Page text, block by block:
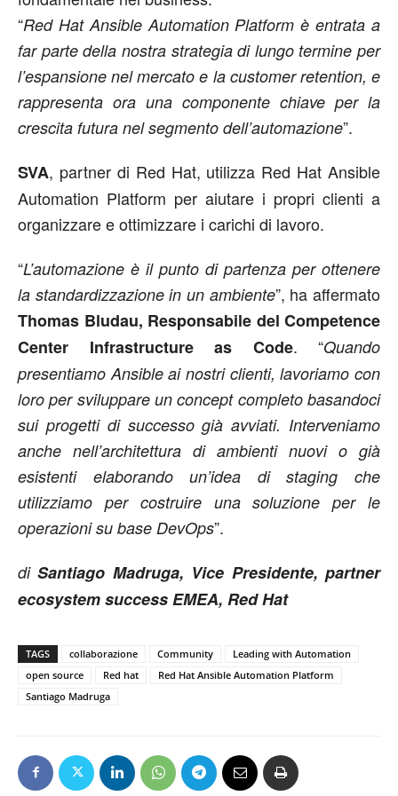
“Red Hat Ansible Automation Platform è entrata a
far parte della nostra strategia di lungo termine per
l’espansione nel mercato e la customer retention, e
rappresenta ora una componente chiave per la
crescita futura nel segmento dell’automazione”.
SVA, partner di Red Hat, utilizza Red Hat Ansible
Automation Platform per aiutare i propri clienti a
organizzare e ottimizzare i carichi di lavoro.
“L’automazione è il punto di partenza per ottenere
la standardizzazione in un ambiente”, ha affermato
Thomas Bludau, Responsabile del Competence
Center Infrastructure as Code. “Quando
presentiamo Ansible ai nostri clienti, lavoriamo con
loro per sviluppare un concept completo basandoci
sui progetti di successo già avviati. Interveniamo
anche nell’architettura di ambienti nuovi o già
esistenti elaborando un’idea di staging che
utilizziamo per costruire una soluzione per le
operazioni su base DevOps”.
diSantiago Madruga, Vice Presidente, partner
ecosystem success EMEA, Red Hat
TAGS collaborazione Community
Leading with Automation
open source
Red hat
Red Hat Ansible Automation Platform
Santiago Madruga